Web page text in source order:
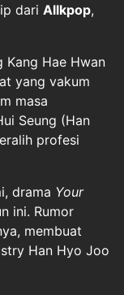
dari Allkpop,
Kang Hae Hwan
yang vakum
masa
Seung (Han
profesi
drama Your
ini. Rumor
membuat
Han Hyo Joo